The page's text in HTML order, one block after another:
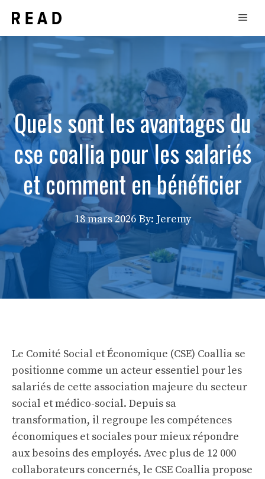
contenu
Quels sont les avantages du
cse coallia pour les salariés
et comment en bénéficier
18 mars 2026 By: Jeremy
Le Comité Social et Économique (CSE) Coallia se
positionne comme un acteur essentiel pour les
salariés de cette association majeure du secteur
social et médico-social. Depuis sa
transformation, il regroupe les compétences
économiques et sociales pour mieux répondre
aux besoins des employés. Avec plus de 12 000
collaborateurs concernés, le CSE Coallia propose